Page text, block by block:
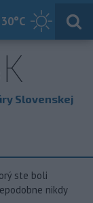
30°C
Slovensko
Slovenskej
ste boli
nikdy